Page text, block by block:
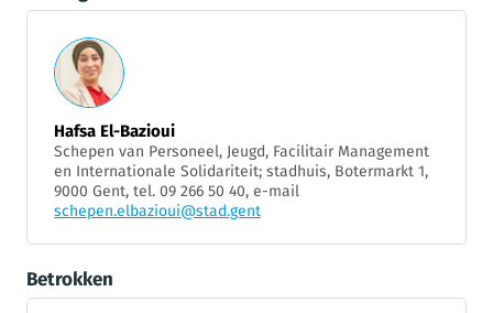
Hafsa El-Bazioui
Schepen van Personeel, Jeugd, Facilitair Management
en Internationale Solidariteit; stadhuis, Botermarkt 1,
9000 Gent, tel. 09 266 50 40, e-mail
schepen.elbazioui@stad.gent
Betrokken